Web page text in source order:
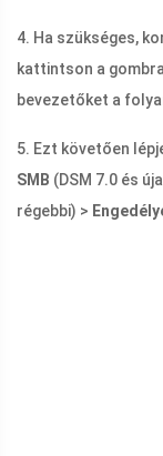
4. Ha szükséges,
kattintson a gombra
bevezetőket a
5. Ezt követően
SMB (DSM 7.0 és
régebbi) >